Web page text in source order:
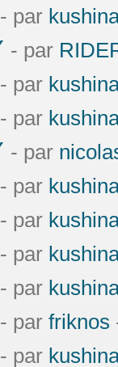
- par
- par
- par
- par
- par
- par
- par
- par
- par
- par friknos
- par